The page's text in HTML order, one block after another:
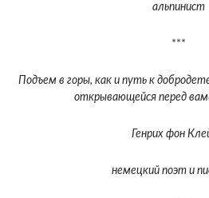
альпинист
***
Подъем в горы, как и путь к
открывающейся перед
Генрих фон
немецкий поэт и